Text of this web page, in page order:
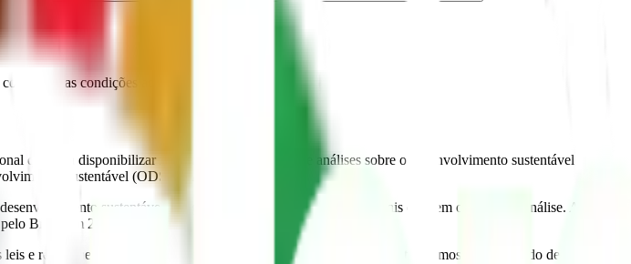
todas as condições aqui estabelecidas.
que visa disponibilizar informações, indicadores e análises sobre o desenvolvimento sustentável no
Sustentável (ODS) da Agenda 2030.
sustentável assegurando que as desigualdades raciais ocupem o centro da análise. A
Brasil em 2023.
e regulamentos aplicáveis. Se você não concordar com algum destes termos, está proibido de usar ou